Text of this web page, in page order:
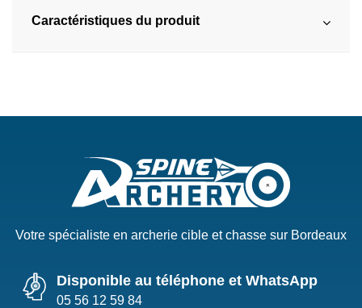
Caractéristiques du produit
Votre spécialiste en archerie cible et chasse sur Bordeaux
Disponible au téléphone et WhatsApp
05 56 12 59 84